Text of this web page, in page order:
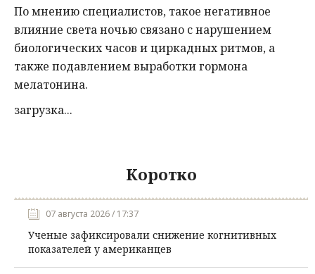
По мнению специалистов, такое негативное
влияние света ночью связано с нарушением
биологических часов и циркадных ритмов, а
также подавлением выработки гормона
мелатонина.
загрузка...
Коротко
07 августа 2026 / 17:37
Ученые зафиксировали снижение когнитивных
показателей у американцев